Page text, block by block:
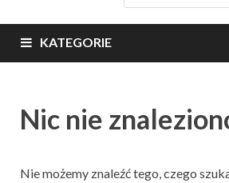
KATEGORIE
Nic nie
Nie możemy znaleźć tego, czego